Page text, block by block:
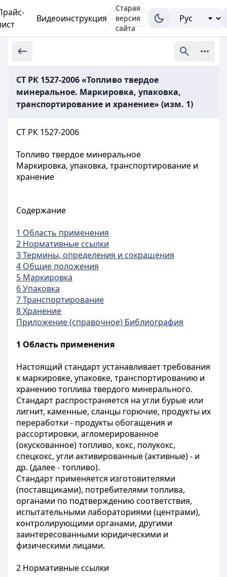
Видеоинструкция
Старая
версия
сайта
СТ РК 1527-2006 «Топливо твердое
минеральное. Маркировка, упаковка,
транспортирование и хранение» (изм. 1)
СТ РК 1527-2006
Топливо твердое минеральное
Маркировка, упаковка, транспортирование и
хранение
Содержание
1 Область применения
2 Нормативные ссылки
3 Термины, определения и сокращения
4 Общие положения
5 Маркировка
6 Упаковка
7 Транспортирование
8 Хранение
Приложение (справочное) Библиография
1 Область применения
Настоящий стандарт устанавливает требования
к маркировке, упаковке, транспортированию и
хранению топлива твердого минерального.
Стандарт распространяется на угли бурые или
лигнит, каменные, сланцы горючие, продукты их
переработки - продукты обогащения и
рассортировки, агломерированное
(окускованное) топливо, кокс, полукокс,
спецкокс, угли активированные (активные) - и
др. (далее - топливо).
Стандарт применяется изготовителями
(поставщиками), потребителями топлива,
органами по подтверждению соответствия,
испытательными лабораториями (центрами),
контролирующими органами, другими
заинтересованными юридическими и
физическими лицами.
2 Нормативные ссылки